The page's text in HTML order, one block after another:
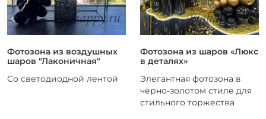
Фотозона из воздушных
шаров "Лаконичная"
Со светодиодной лентой
Фотозона из шаров «Люкс
в деталях»
Элегантная фотозона в
чёрно-золотом стиле для
стильного торжества